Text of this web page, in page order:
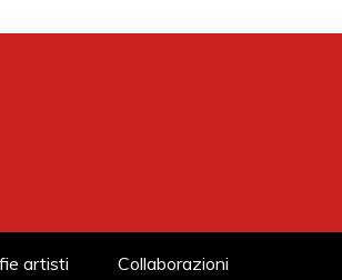
artisti Collaborazioni